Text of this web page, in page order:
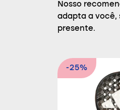
Nosso
adapta a você,
presente.
-25%